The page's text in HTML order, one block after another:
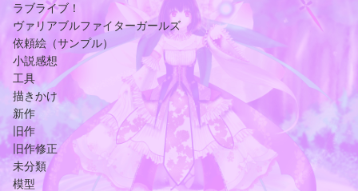
ラブライブ！
ヴァリアブルファイターガールズ
依頼絵（サンプル）
小説感想
工具
描きかけ
新作
旧作
旧作修正
未分類
模型